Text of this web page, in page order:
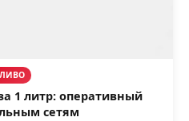
1 литр: оперативный
сетям